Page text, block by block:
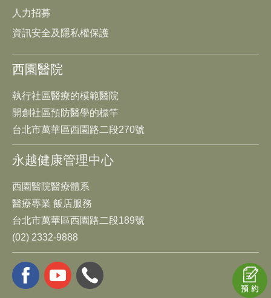
人力招募
資訊安全及隱私權保護
西園醫院
執行社區醫療的模範醫院
開創社區預防醫學的標竿
台北市萬華區西園路二段270號
永越健康管理中心
西園醫院醫療體系
醫療專業 飯店服務
台北市萬華區西園路二段189號
(02) 2332-9888